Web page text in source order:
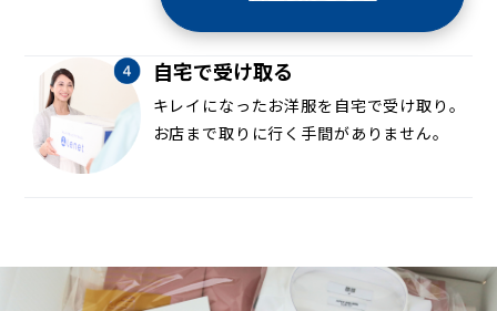
自宅で受け取る
キレイになったお洋服を自宅で受け取り。
お店まで取りに行く手間がありません。